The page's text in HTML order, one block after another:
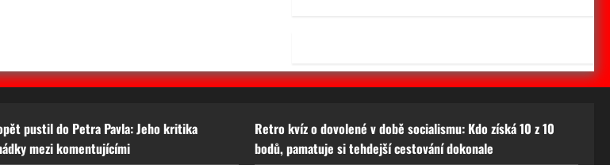
pustil do Petra Pavla: Jeho kritika
mezi komentujícími
Retro kvíz o dovolené v době socialismu: Kdo získá 10 z 10
bodů, pamatuje si tehdejší cestování dokonale